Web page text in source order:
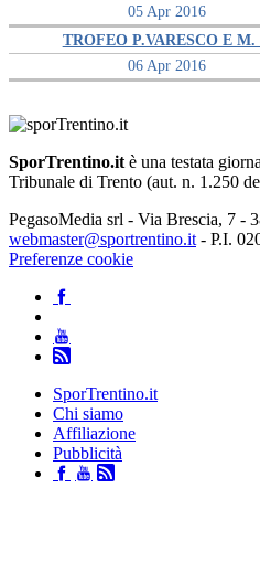
05 Apr 2016
06 Apr 2016
TROFEO P.VARESCO E
SporTrentino.it è una testata
Tribunale di Trento (aut. n. 1.250
PegasoMedia srl - Via Brescia, 7 -
webmaster@sportrentino.it - P.I.
Preferenze cookie
SporTrentino.it
Chi siamo
Affiliazione
Pubblicità